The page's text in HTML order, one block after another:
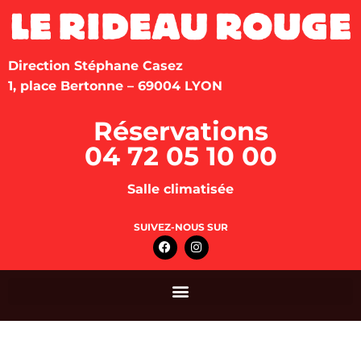
Direction Stéphane Casez
1, place Bertonne – 69004 LYON
Réservations
04 72 05 10 00
Salle climatisée
SUIVEZ-NOUS SUR